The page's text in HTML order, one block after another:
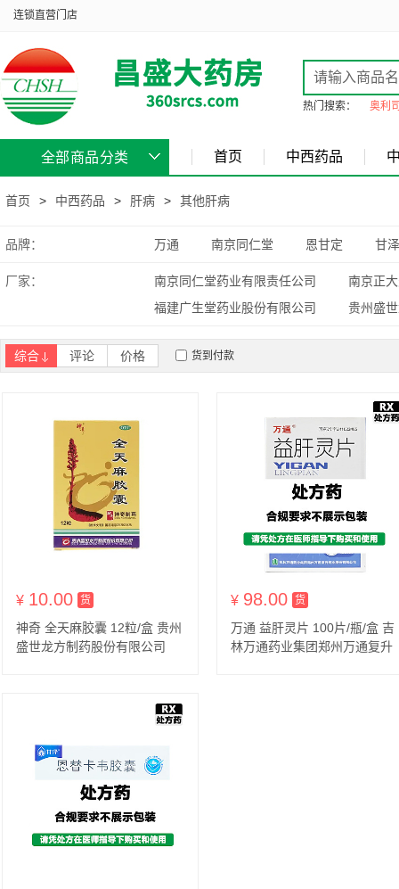
连锁直营门店
热门搜索： 奥利
全部商品分类 首页 中西药品
首页 > 中西药品 > 肝病 > 其他肝病
品牌： 万通 南京同仁堂 恩甘定 甘泽
厂家： 南京同仁堂药业有限责任公司
南京正
福建广生堂药业股份有限公司
贵州盛
综合 评论 价格 货到付款
¥ 10.00 货
神奇 全天麻胶囊 12粒/盒 贵州
盛世龙方制药股份有限公司
¥ 98.00 货
万通 益肝灵片 100片/瓶/盒 吉
林万通药业集团郑州万通复升